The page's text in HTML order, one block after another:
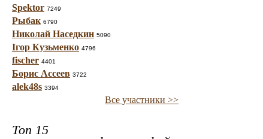
Spektor 7249
Рыбак 6790
Николай Наседкин 5090
Ігор Кузьменко 4796
fischer 4401
Борис Ассеев 3722
alek48s 3394
Все участники >>
Топ 15